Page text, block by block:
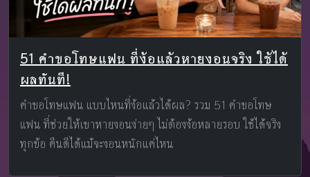
51 คําขอโทษแฟน ที่ง้อแล้วหายงอนจริง ใช้ได้
ผลทันที!
คําขอโทษแฟน แบบไหนที่ง้อแล้วได้ผล? รวม 51 คําขอโทษ
แฟน ที่ช่วยให้เขาหายงอนง่ายๆ ไม่ต้องง้อหลายรอบ ใช้ได้จริง
ทุกข้อ คืนดีได้แม้จะงอนหนักแค่ไหน